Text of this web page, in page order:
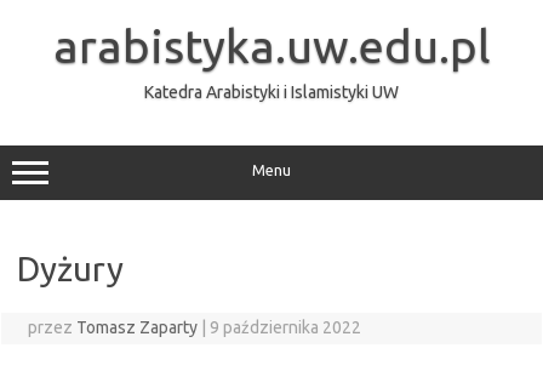
arabistyka.uw.edu.pl
Katedra Arabistyki i Islamistyki UW
Menu
Dyżury
przez Tomasz Zaparty 9 października 2022